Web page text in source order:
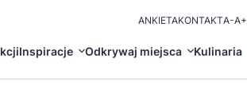
ANKIETAKONTAKTA-A+
Inspiracje Odkrywaj miejsca Kulinaria